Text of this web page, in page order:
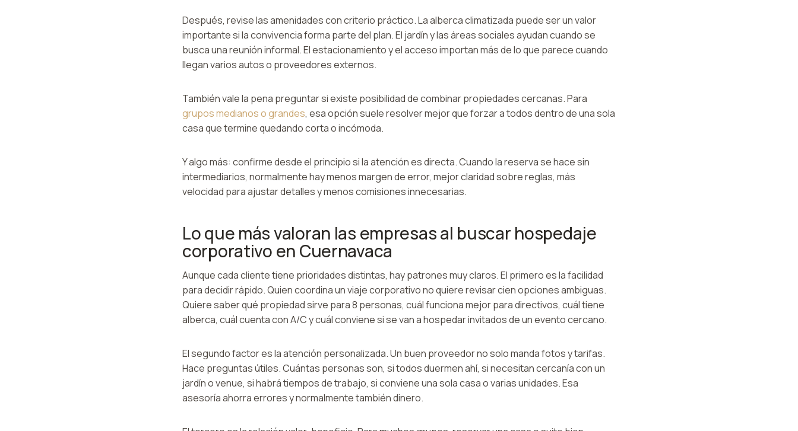
Después, revise las amenidades con criterio práctico. La alberca climatizada puede ser un valor
importante si la convivencia forma parte del plan. El jardín y las áreas sociales ayudan cuando se
busca una reunión informal. El estacionamiento y el acceso importan más de lo que parece cuando
llegan varios autos o proveedores externos.
También vale la pena preguntar si existe posibilidad de combinar propiedades cercanas. Para
grupos medianos o grandes, esa opción suele resolver mejor que forzar a todos dentro de una sola
casa que termine quedando corta o incómoda.
Y algo más: confirme desde el principio si la atención es directa. Cuando la reserva se hace sin
intermediarios, normalmente hay menos margen de error, mejor claridad sobre reglas, más
velocidad para ajustar detalles y menos comisiones innecesarias.
Lo que más valoran las empresas al buscar hospedaje
corporativo en Cuernavaca
Aunque cada cliente tiene prioridades distintas, hay patrones muy claros. El primero es la facilidad
para decidir rápido. Quien coordina un viaje corporativo no quiere revisar cien opciones ambiguas.
Quiere saber qué propiedad sirve para 8 personas, cuál funciona mejor para directivos, cuál tiene
alberca, cuál cuenta con A/C y cuál conviene si se van a hospedar invitados de un evento cercano.
El segundo factor es la atención personalizada. Un buen proveedor no solo manda fotos y tarifas.
Hace preguntas útiles. Cuántas personas son, si todos duermen ahí, si necesitan cercanía con un
jardín o venue, si habrá tiempos de trabajo, si conviene una sola casa o varias unidades. Esa
asesoría ahorra errores y normalmente también dinero.